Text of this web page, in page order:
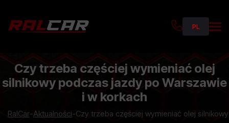
PL
Czy trzeba częściej wymieniać olej
silnikowy podczas jazdy po Warszawie
i w korkach
RalCar-Aktualności-Czy trzeba częściej wymieniać olej